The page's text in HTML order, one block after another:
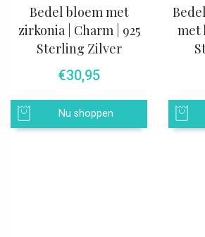
Bedel bloem met
zirkonia | Charm | 925
Sterling Zilver
€30,95
Nu shoppen
met